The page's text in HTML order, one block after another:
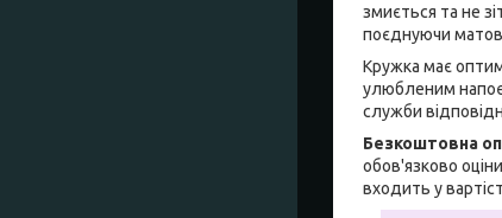
змиється та не
поєднуючи
Кружка має
улюбленим
служби
Безкоштовна
обов'язково
входить у